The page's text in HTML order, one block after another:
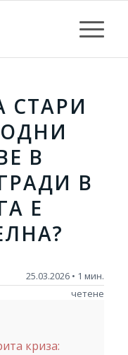
СТАРИ
В
В
Е
25.03.2026 • 1 мин.
четене
криза: